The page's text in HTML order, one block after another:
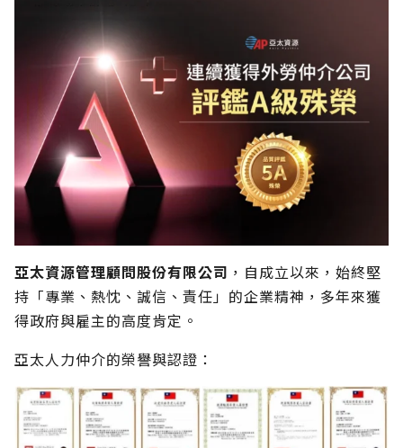
亞太資源管理顧問股份有限公司 ，自成立以來，始終堅
持「專業、熱忱、誠信、責任」的企業精神，多年來獲
得政府與雇主的高度肯定。
亞太人力仲介的榮譽與認證：